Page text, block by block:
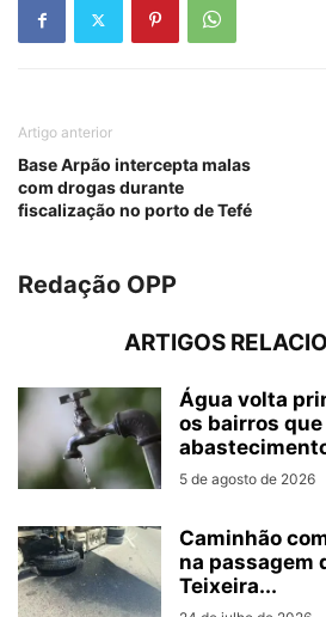
Artigo anterior
Base Arpão intercepta malas
com drogas durante
fiscalização no porto de Tefé
Redação OPP
ARTIGOS
Água volta
os bairros
5 de agosto de 2026
Caminhão
na passagem
Teixeira...